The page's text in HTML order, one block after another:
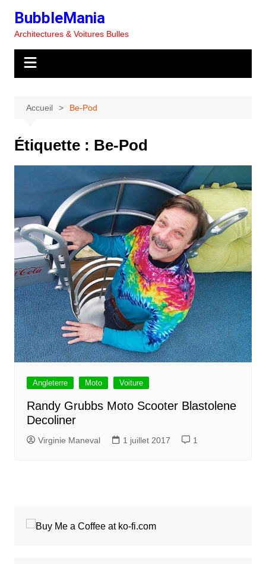
contenu
BubbleMania
Architectures & Voitures Bulles
Accueil Be-Pod
Étiquette : Be-Pod
Angleterre Moto Voiture
Randy Grubbs Moto Scooter Blastolene
Decoliner
Virginie Maneval 1 juillet 2017 1